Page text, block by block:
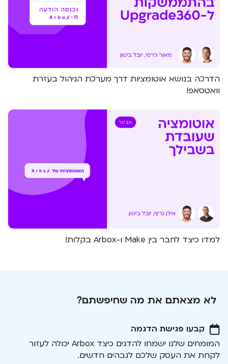
הדרכה בנושא אוטומציות דרך מערכת הניהול בעזרת
וואטסאפ!
למדו כיצד לחבר בין Make ו-Arbox בקלות!
לא מצאתם את מה שחיפשתם?
קבעו פגישת הדגמה
המומחים שלנו ישמחו להדגים כיצד Arbox יכולה לעזור
לקחת את העסק שלכם לגבהים חדשים.